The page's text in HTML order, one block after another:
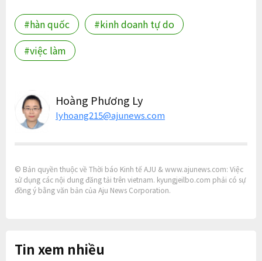
#hàn quốc
#kinh doanh tự do
#việc làm
Hoàng Phương Ly
lyhoang215@ajunews.com
© Bản quyền thuộc về Thời báo Kinh tế AJU & www.ajunews.com: Việc
sử dụng các nội dung đăng tải trên vietnam. kyungjeilbo.com phải có sự
đồng ý bằng văn bản của Aju News Corporation.
Tin xem nhiều